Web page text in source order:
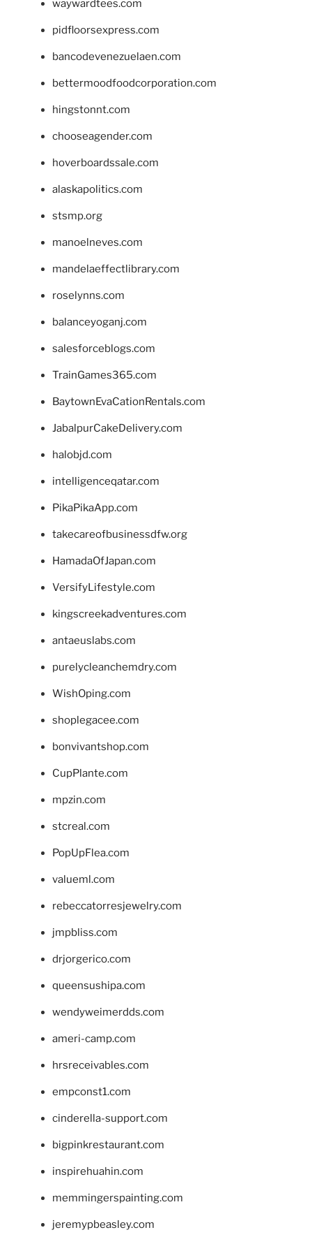
waywardtees.com
pidfloorsexpress.com
bancodevenezuelaen.com
bettermoodfoodcorporation.com
hingstonnt.com
chooseagender.com
hoverboardssale.com
alaskapolitics.com
stsmp.org
manoelneves.com
mandelaeffectlibrary.com
roselynns.com
balanceyoganj.com
salesforceblogs.com
TrainGames365.com
BaytownEvaCationRentals.com
JabalpurCakeDelivery.com
halobjd.com
intelligenceqatar.com
PikaPikaApp.com
takecareofbusinessdfw.org
HamadaOfJapan.com
VersifyLifestyle.com
kingscreekadventures.com
antaeuslabs.com
purelycleanchemdry.com
WishOping.com
shoplegacee.com
bonvivantshop.com
CupPlante.com
mpzin.com
stcreal.com
PopUpFlea.com
valueml.com
rebeccatorresjewelry.com
jmpbliss.com
drjorgerico.com
queensushipa.com
wendyweimerdds.com
ameri-camp.com
hrsreceivables.com
empconst1.com
cinderella-support.com
bigpinkrestaurant.com
inspirehuahin.com
memmingerspainting.com
jeremypbeasley.com